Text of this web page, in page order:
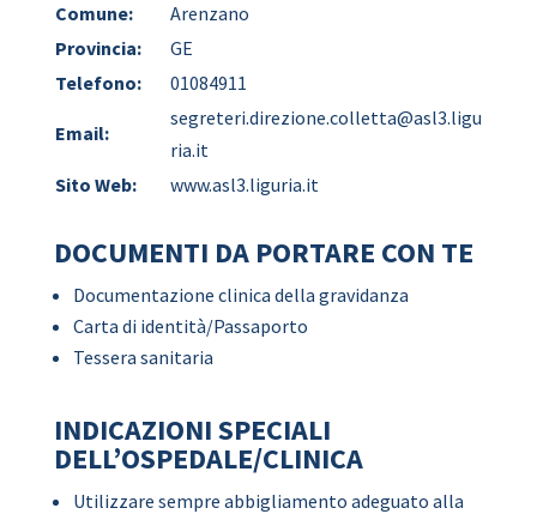
Comune:
Arenzano
Provincia:
GE
Telefono:
01084911
Email:
segreteri.direzione.colletta@asl3.ligu
ria.it
Sito Web:
www.asl3.liguria.it
DOCUMENTI DA PORTARE CON TE
Documentazione clinica della gravidanza
Carta di identità/Passaporto
Tessera sanitaria
INDICAZIONI SPECIALI
DELL’OSPEDALE/CLINICA
Utilizzare sempre abbigliamento adeguato alla